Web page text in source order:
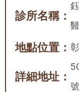
診所名稱：
地點位置：
詳細地址：
號